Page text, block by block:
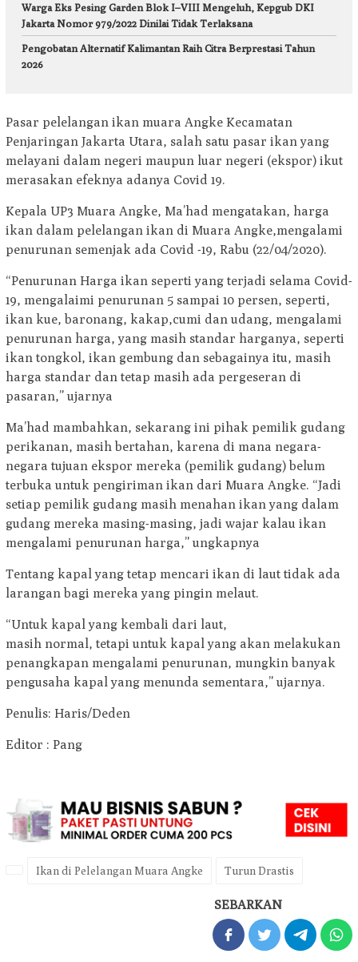
Warga Eks Pesing Garden Blok I–VIII Mengeluh, Kepgub DKI
Jakarta Nomor 979/2022 Dinilai Tidak Terlaksana
Pengobatan Alternatif Kalimantan Raih Citra Berprestasi Tahun
2026
Pasar pelelangan ikan muara Angke Kecamatan
Penjaringan Jakarta Utara, salah satu pasar ikan yang
melayani dalam negeri maupun luar negeri (ekspor) ikut
merasakan efeknya adanya Covid 19.
Kepala UP3 Muara Angke, Ma’had mengatakan, harga
ikan dalam pelelangan ikan di Muara Angke,mengalami
penurunan semenjak ada Covid -19, Rabu (22/04/2020).
“Penurunan Harga ikan seperti yang terjadi selama Covid-
19, mengalaimi penurunan 5 sampai 10 persen, seperti,
ikan kue, baronang, kakap,cumi dan udang, mengalami
penurunan harga, yang masih standar harganya, seperti
ikan tongkol, ikan gembung dan sebagainya itu, masih
harga standar dan tetap masih ada pergeseran di
pasaran,” ujarnya
Ma’had mambahkan, sekarang ini pihak pemilik gudang
perikanan, masih bertahan, karena di mana negara-
negara tujuan ekspor mereka (pemilik gudang) belum
terbuka untuk pengiriman ikan dari Muara Angke. “Jadi
setiap pemilik gudang masih menahan ikan yang dalam
gudang mereka masing-masing, jadi wajar kalau ikan
mengalami penurunan harga,” ungkapnya
Tentang kapal yang tetap mencari ikan di laut tidak ada
larangan bagi mereka yang pingin melaut.
“Untuk kapal yang kembali dari laut,
masih normal, tetapi untuk kapal yang akan melakukan
penangkapan mengalami penurunan, mungkin banyak
pengusaha kapal yang menunda sementara,” ujarnya.
Penulis: Haris/Deden
Editor : Pang
Ikan di Pelelangan Muara Angke Turun Drastis
SEBARKAN